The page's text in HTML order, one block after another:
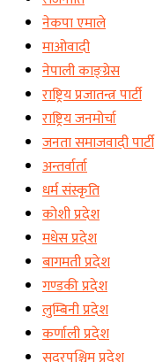
नेकपा एमाले
माओवादी
नेपाली काङ्ग्रेस
राष्ट्रिय प्रजातन्त्र पार्टी
राष्ट्रिय जनमोर्चा
जनता समाजवादी पार्टी
अन्तर्वार्ता
धर्म संस्कृति
कोशी प्रदेश
मधेस प्रदेश
बागमती प्रदेश
गण्डकी प्रदेश
लुम्बिनी प्रदेश
कर्णाली प्रदेश